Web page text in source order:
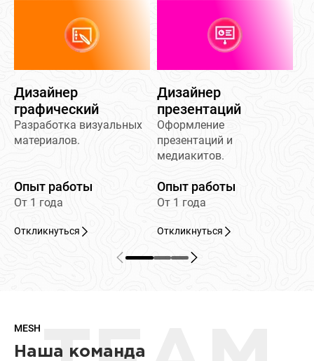
Дизайнер
графический
Разработка визуальных
материалов.
Опыт работы
От 1 года
Откликнуться
Дизайнер
презентаций
Оформление
презентаций и
медиакитов.
Опыт работы
От 1 года
Откликнуться
MESH
Наша команда